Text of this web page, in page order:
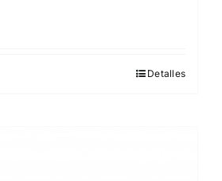
Detalles